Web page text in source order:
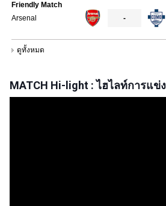
MATCH Hi-light : ไฮไลท์การแข่